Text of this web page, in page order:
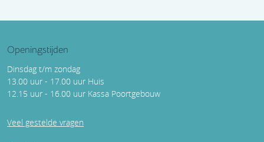
Openingstijden
Dinsdag t/m zondag
13.00 uur - 17.00 uur Huis
12.15 uur - 16.00 uur Kassa Poortgebouw
Veel gestelde vragen